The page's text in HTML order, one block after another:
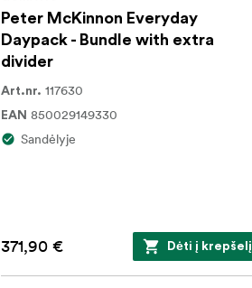
Peter McKinnon Everyday
Daypack - Bundle with extra
divider
Art.nr. 117630
EAN 850029149330
Sandėlyje
371,90 € Dėti į krepšelį